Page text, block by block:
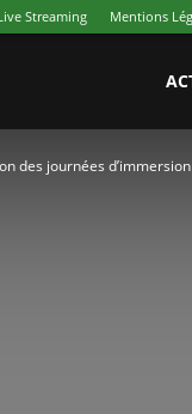
Streaming Mentions
des journées d’immersion :